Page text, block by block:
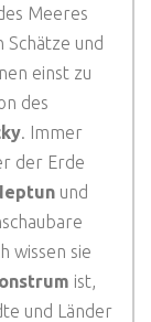
Meeres
und
einst zu
des
. Immer
der Erde
und
wissen sie
ist,
und Länder